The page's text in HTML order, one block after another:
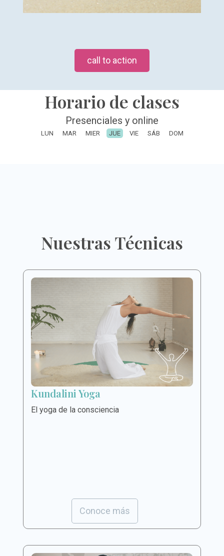
call to action
Horario de clases
Presenciales y online
LUN MAR MIER JUE VIE SÁB DOM
Nuestras Técnicas
Kundalini Yoga
El yoga de la consciencia
Conoce más